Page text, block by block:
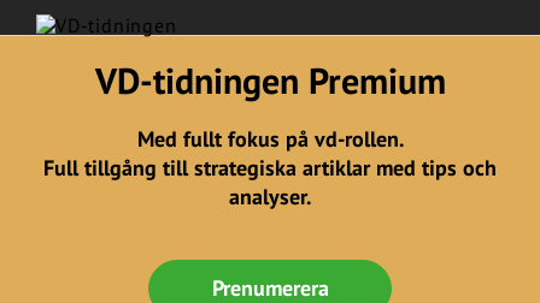
VD-tidningen Premium
Med fullt fokus på vd-rollen.
Full tillgång till strategiska artiklar med tips och
analyser.
Prenumerera